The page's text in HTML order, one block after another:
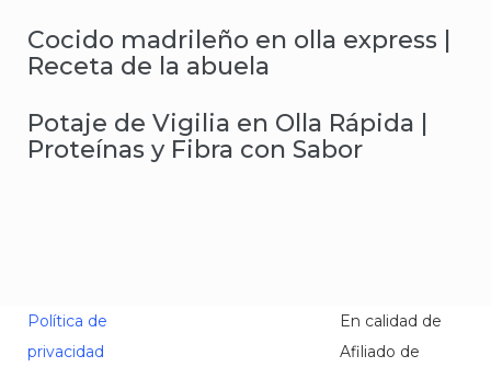
Cocido madrileño en olla express |
Receta de la abuela
Potaje de Vigilia en Olla Rápida |
Proteínas y Fibra con Sabor
Política de
privacidad
En calidad de
Afiliado de